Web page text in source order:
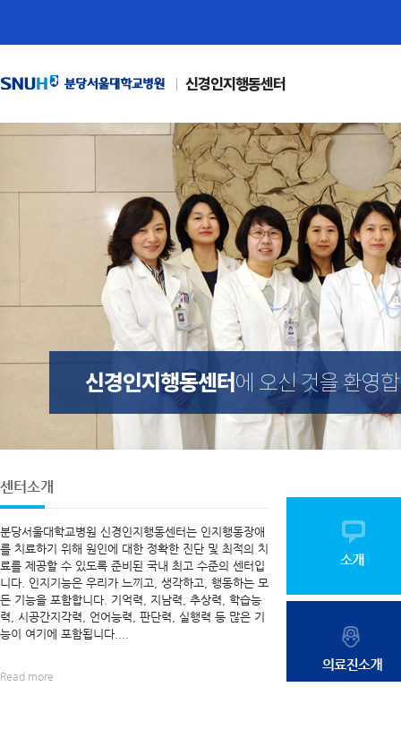
신경인지행동센터
신경인지행동센터에 오신 것을 환영
센터소개
분당서울대학교병원 신경인지행동센터는 인지행동장애
를 치료하기 위해 원인에 대한 정확한 진단 및 최적의 치
료를 제공할 수 있도록 준비된 국내 최고 수준의 센터입
니다. 인지기능은 우리가 느끼고, 생각하고, 행동하는 모
든 기능을 포함합니다. 기억력, 지남력, 추상력, 학습능
력, 시공간지각력, 언어능력, 판단력, 실행력 등 많은 기
능이 여기에 포함됩니다....
Read more